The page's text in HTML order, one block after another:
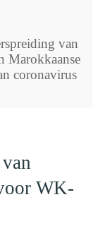
van
Marokkaanse
coronavirus
WK-